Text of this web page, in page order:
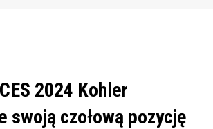
2024 Kohler
swoją czołową pozycję